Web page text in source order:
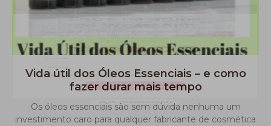
Vida útil dos Óleos Essenciais – e como
fazer durar mais tempo
Os óleos essenciais são sem dúvida nenhuma um
investimento caro para qualquer fabricante de cosmética